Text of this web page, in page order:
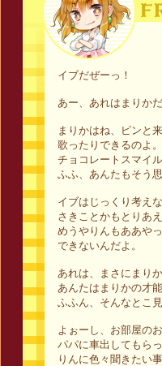
イブだぜーっ！
あー、あれはまりかだ
まりかはね、ピンと
歌ったりできるのよ。
チョコレートスマイ
ふふ、あんたもそう思
イブはじっくり考え
さきことかもとりあ
めうやりんもああや
できないんだよ。
あれは、まさにまりか
あんたはまりかの才
ふふん、そんなとこ
よぉーし、お部屋の
パパに車出してもら
りんに色々聞きたい